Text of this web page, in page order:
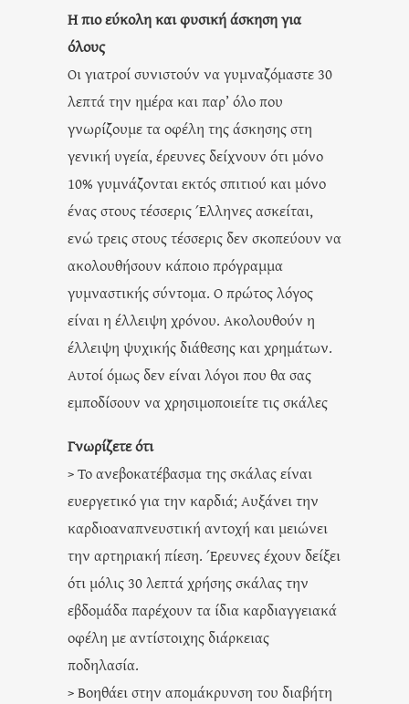
Η πιο εύκολη και φυσική άσκηση για
όλους
Οι γιατροί συνιστούν να γυμναζόμαστε 30
λεπτά την ημέρα και παρ’ όλο που
γνωρίζουμε τα οφέλη της άσκησης στη
γενική υγεία, έρευνες δείχνουν ότι μόνο
10% γυμνάζονται εκτός σπιτιού και μόνο
ένας στους τέσσερις Έλληνες ασκείται,
ενώ τρεις στους τέσσερις δεν σκοπεύουν να
ακολουθήσουν κάποιο πρόγραμμα
γυμναστικής σύντομα. Ο πρώτος λόγος
είναι η έλλειψη χρόνου. Ακολουθούν η
έλλειψη ψυχικής διάθεσης και χρημάτων.
Αυτοί όμως δεν είναι λόγοι που θα σας
εμποδίσουν να χρησιμοποιείτε τις σκάλες
Γνωρίζετε ότι
> Το ανεβοκατέβασμα της σκάλας είναι
ευεργετικό για την καρδιά; Αυξάνει την
καρδιοαναπνευστική αντοχή και μειώνει
την αρτηριακή πίεση. Έρευνες έχουν δείξει
ότι μόλις 30 λεπτά χρήσης σκάλας την
εβδομάδα παρέχουν τα ίδια καρδιαγγειακά
οφέλη με αντίστοιχης διάρκειας
ποδηλασία.
> Βοηθάει στην απομάκρυνση του διαβήτη